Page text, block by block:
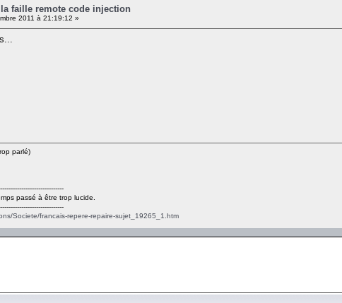
la faille remote code injection
2011 à 21:19:12 »
parlé)
passé à être trop lucide.
Societe/francais-repere-repaire-sujet_19265_1.htm